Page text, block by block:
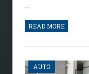
…
READ MORE
AUTO